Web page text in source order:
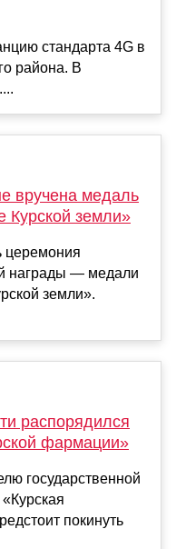
стандарта 4G в
района. В
вручена медаль
Курской земли»
церемония
награды — медали
земли».
распорядился
фармации»
государственной
покинуть